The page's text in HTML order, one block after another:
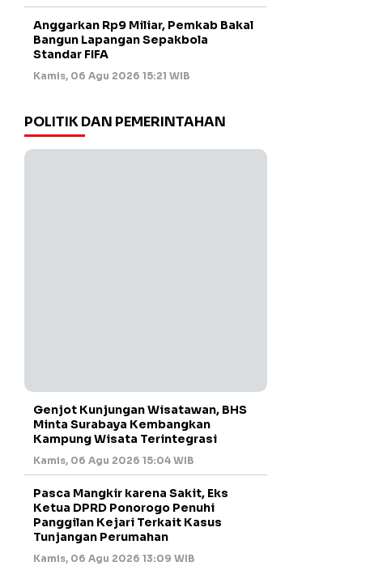
Anggarkan Rp9 Miliar, Pemkab Bakal
Bangun Lapangan Sepakbola
Standar FIFA
Kamis, 06 Agu 2026 15:21 WIB
POLITIK DAN PEMERINTAHAN
Genjot Kunjungan Wisatawan, BHS
Minta Surabaya Kembangkan
Kampung Wisata Terintegrasi
Kamis, 06 Agu 2026 15:04 WIB
Pasca Mangkir karena Sakit, Eks
Ketua DPRD Ponorogo Penuhi
Panggilan Kejari Terkait Kasus
Tunjangan Perumahan
Kamis, 06 Agu 2026 13:09 WIB